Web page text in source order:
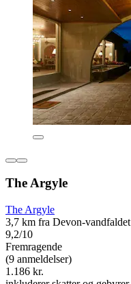
The Argyle
The Argyle
3,7 km fra Devon-vandfaldet
9,2/10
Fremragende
(9 anmeldelser)
1.186 kr.